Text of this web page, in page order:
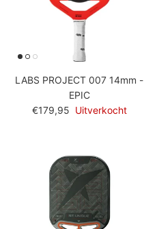
LABS PROJECT 007 14mm -
EPIC
Reguliere prijs
€179,95 Uitverkocht